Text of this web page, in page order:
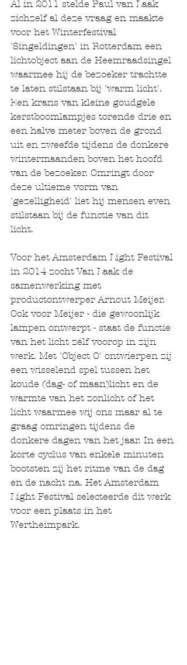
Al in 2011 stelde Paul van Laak
zichzelf al deze vraag en maakte
voor het Winterfestival
'Singeldingen' in Rotterdam een
lichtobject aan de Heemraadsingel
waarmee hij de bezoeker trachtte
te laten stilstaan bij 'warm licht'.
Een krans van kleine goudgele
kerstboomlampjes torende drie en
een halve meter boven de grond
uit en zweefde tijdens de donkere
wintermaanden boven het hoofd
van de bezoeker. Omringt door
deze ultieme vorm van
'gezelligheid' liet hij mensen even
stilstaan bij de functie van dit
licht.
Voor het Amsterdam Light Festival
in 2014 zocht Van Laak de
samenwerking met
productontwerper Arnout Meijer.
Ook voor Meijer - die gewoonlijk
lampen ontwerpt - staat de functie
van het licht zélf voorop in zijn
werk. Met 'Object O' ontwierpen zij
een wisselend spel tussen het
koude (dag- of maan)licht en de
warmte van het zonlicht of het
licht waarmee wij ons maar al te
graag omringen tijdens de
donkere dagen van het jaar. In een
korte cyclus van enkele minuten
bootsten zij het ritme van de dag
en de nacht na. Het Amsterdam
Light Festival selecteerde dit werk
voor een plaats in het
Wertheimpark.